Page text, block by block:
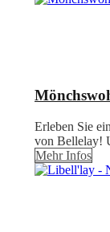
Erleben Sie
von Bellelay!
Mehr Infos